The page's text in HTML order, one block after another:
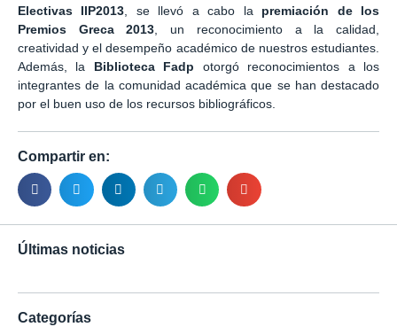
Electivas IIP2013 , se llevó a cabo la premiación de los
Premios Greca 2013 , un reconocimiento a la calidad,
creatividad y el desempeño académico de nuestros estudiantes.
Además, la Biblioteca Fadp otorgó reconocimientos a los
integrantes de la comunidad académica que se han destacado
por el buen uso de los recursos bibliográficos.
Compartir en:
Últimas noticias
Categorías